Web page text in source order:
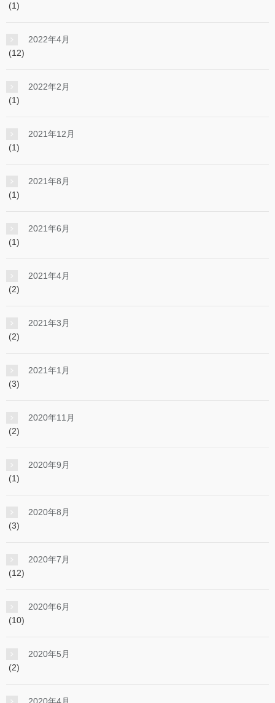
(1)
2022年4月
(12)
2022年2月
(1)
2021年12月
(1)
2021年8月
(1)
2021年6月
(1)
2021年4月
(2)
2021年3月
(2)
2021年1月
(3)
2020年11月
(2)
2020年9月
(1)
2020年8月
(3)
2020年7月
(12)
2020年6月
(10)
2020年5月
(2)